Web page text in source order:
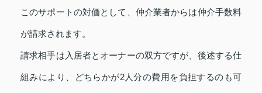
このサポートの対価として、仲介業者からは仲介手数料
が請求されます。
請求相手は入居者とオーナーの双方ですが、後述する仕
組みにより、どちらかが2人分の費用を負担するのも可